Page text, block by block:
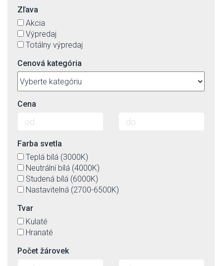
Zľava
Akcia
Výpredaj
Totálny výpredaj
Cenová kategória
Cena
Farba svetla
Teplá bílá (3000K)
Neutrální bílá (4000K)
Studená bílá (6000K)
Nastavitelná (2700-6500K)
Tvar
Kulaté
Hranaté
Počet žárovek